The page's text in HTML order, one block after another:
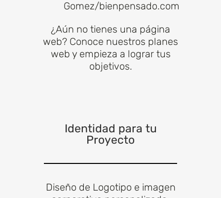
Gomez/bienpensado.com
¿Aún no tienes una página
web? Conoce nuestros planes
web y empieza a lograr tus
objetivos.
Identidad para tu
Proyecto
Diseño de Logotipo e imagen